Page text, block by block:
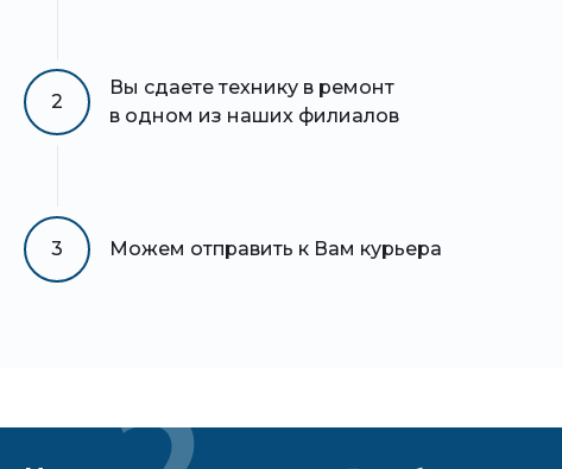
2
Вы сдаете технику в ремонт
в одном из наших филиалов
3 Можем отправить к Вам курьера